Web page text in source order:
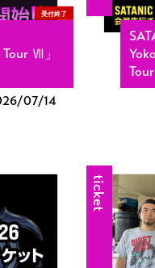
受付終了
Tour Ⅶ」
07/14
ticket